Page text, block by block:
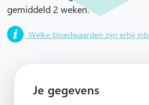
gemiddeld 2 weken.
Welke bloedwaarden zijn erbij
Je gegevens